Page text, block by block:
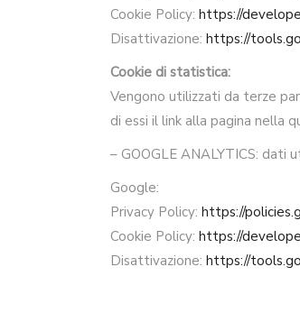
Cookie Policy: https://
Disattivazione: https://
Cookie di statistica:
Vengono utilizzati da terze
di essi il link alla pagina nella
– GOOGLE ANALYTICS:
Google:
Privacy Policy: https://
Cookie Policy: https://
Disattivazione: https://